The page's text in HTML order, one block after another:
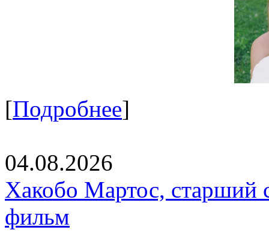
[Подробнее]
04.08.2026
Хакобо Мартос, старший
фильм